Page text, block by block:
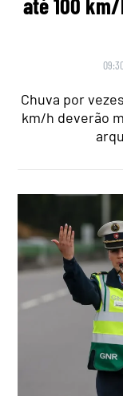
até 100
Chuva por
km/h deverão